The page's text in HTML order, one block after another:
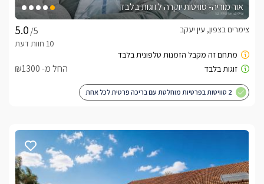
אור מוריה- סוויטות יוקרה לזוגות בלבד
/5
צימרים בצפון, עין יעקב
החל מ- ₪1300
2 סוויטות בפרטיות מוחלטת עם בריכה פרטית לכל אחת